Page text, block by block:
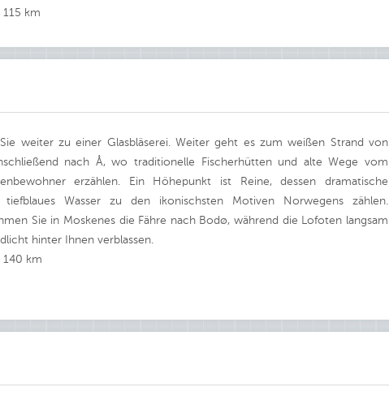
115 km
weiter zu einer Glasbläserei. Weiter geht es zum weißen Strand von
nach Å, wo traditionelle Fischerhütten und alte Wege vom
erzählen. Ein Höhepunkt ist Reine, dessen dramatische
tiefblaues Wasser zu den ikonischsten Motiven Norwegens zählen.
Sie in Moskenes die Fähre nach Bodø, während die Lofoten langsam
hinter Ihnen verblassen.
140 km